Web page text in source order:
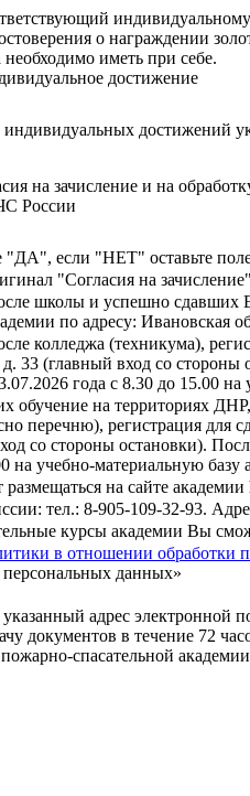
о награждении
иметь при себе.
достижение
достижений
на зачисление и на
России
"ДА", если "НЕТ"
"Согласия на
школы и успешно сдавших
по адресу: Ивановская
колледжа (техникума),
33 (главный вход со
года с 8.30 до 15.00
обучение на территориях
перечню), регистрация для
со стороны остановки).
на учебно-материальную
на сайте
тел.: 8-905-109-32-93.
курсы академии Вы
в отношении обработки
данных»
адрес электронной
документов в течение 72
спасательной